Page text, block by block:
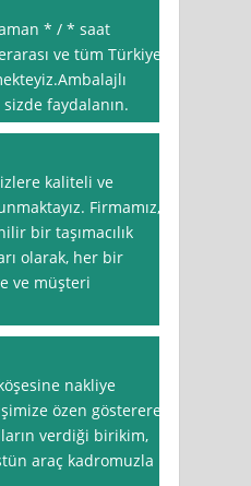
* / * saat
ve tüm Türkiye
faydalanın.
kaliteli ve
Firmamız,
bir taşımacılık
olarak, her bir
ve müşteri
nakliye
özen göstererek
verdiği birikim,
araç kadromuzla